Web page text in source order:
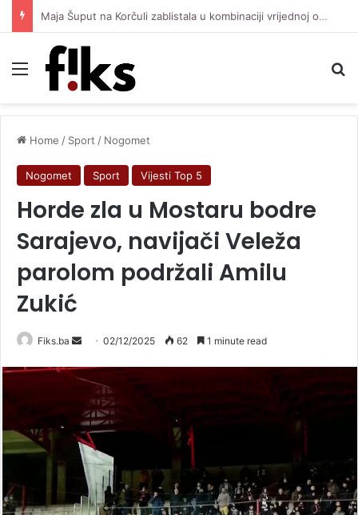
Maja Šuput na Korčuli zablistala u kombinaciji vrijednoj oko 3.500 eura
Menu
Home / Sport / Nogomet
Nogomet Sport Vijesti Top 5
Horde zla u Mostaru bodre
Sarajevo, navijači Veleža
parolom podržali Amilu
Zukić
Fiks.ba
Send
email
02/12/2025 62 1 minute read